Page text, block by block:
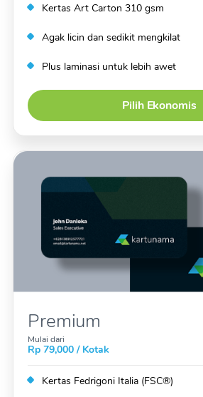
Kertas Art Carton 310 gsm
Agak licin dan sedikit mengkilat
Plus laminasi untuk lebih awet
Pilih Ekonomis
Premium
Mulai dari
Rp 79,000 / Kotak
Kertas Fedrigoni Italia (FSC®)